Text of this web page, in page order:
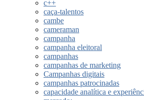
c++
caça-talentos
cambe
cameraman
campanha
campanha eleitoral
campanhas
campanhas de marketing
Campanhas digitais
campanhas patrocinadas
capacidade analítica e